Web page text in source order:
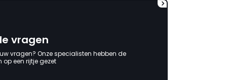
vragen
vragen? Onze specialisten hebben de
een rijtje gezet